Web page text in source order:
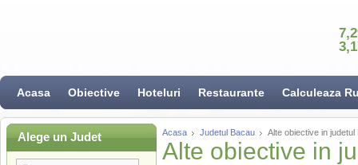
Acasa Obiective Hoteluri Restaurante Calculeaza
Alege un Judet Acasa Judetul Bacau Alte obiective in judetul
Alte obiective in